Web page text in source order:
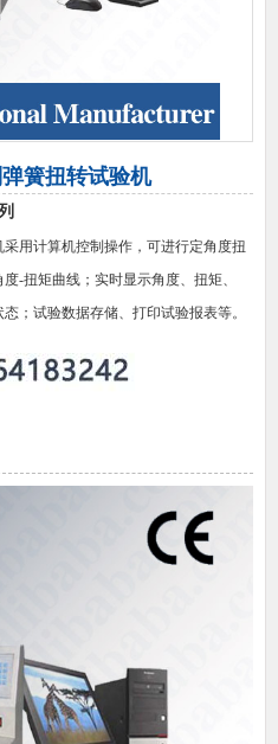
簧扭转试验机
用计算机控制操作，可进行定角度扭
-扭矩曲线；实时显示角度、扭矩、
；试验数据存储、打印试验报表等。